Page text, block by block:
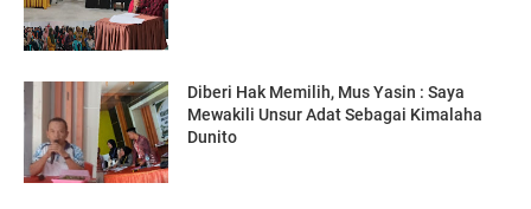
Diberi Hak Memilih, Mus Yasin : Saya
Mewakili Unsur Adat Sebagai Kimalaha
Dunito